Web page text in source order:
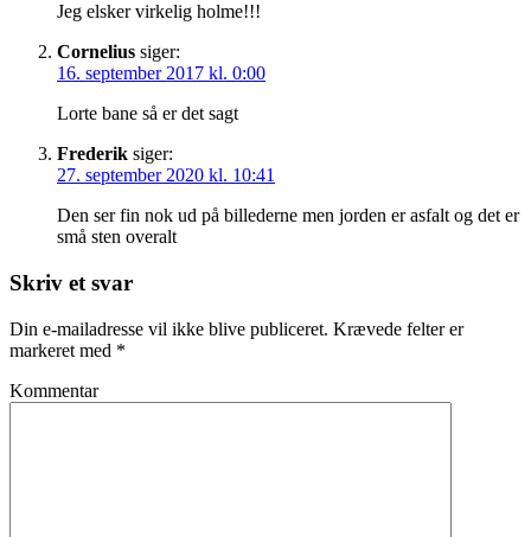
Jeg elsker virkelig holme!!!
Cornelius siger:
16. september 2017 kl. 0:00
Lorte bane så er det sagt
Frederik siger:
27. september 2020 kl. 10:41
Den ser fin nok ud på billederne men jorden er asfalt og det er
små sten overalt
Skriv et svar
Din e-mailadresse vil ikke blive publiceret. Krævede felter er
markeret med *
Kommentar